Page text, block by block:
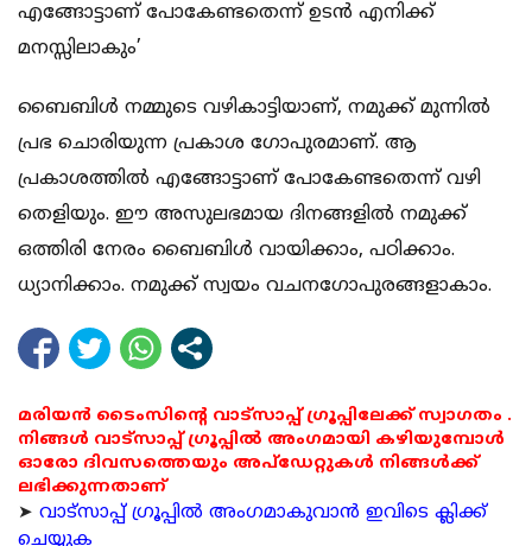
എങ്ങോട്ടാണ് പോകേണ്ടതെന്ന് ഉടന്‍ എനിക്ക്
മനസ്സിലാകും’
ബൈബിള്‍ നമ്മുടെ വഴികാട്ടിയാണ്, നമുക്ക് മുന്നില്‍
പ്രഭ ചൊരിയുന്ന പ്രകാശ ഗോപുരമാണ്. ആ
പ്രകാശത്തില്‍ എങ്ങോട്ടാണ് പോകേണ്ടതെന്ന് വഴി
തെളിയും. ഈ അസുലഭമായ ദിനങ്ങളില്‍ നമുക്ക്
ഒത്തിരി നേരം ബൈബിള്‍ വായിക്കാം, പഠിക്കാം.
ധ്യാനിക്കാം. നമുക്ക് സ്വയം വചനഗോപുരങ്ങളാകാം.
മരിയൻ ടൈംസിന്റെ വാട്സാപ്പ് ഗ്രൂപ്പിലേക്ക് സ്വാഗതം .
നിങ്ങൾ വാട്സാപ്പ് ഗ്രൂപ്പിൽ അംഗമായി കഴിയുമ്പോൾ
ഓരോ ദിവസത്തെയും അപ്ഡേറ്റുകൾ നിങ്ങൾക്ക്
ലഭിക്കുന്നതാണ്
➤ വാട്സാപ്പ് ഗ്രൂപ്പിൽ അംഗമാകുവാൻ ഇവിടെ ക്ലിക്ക്
ചെയ്യുക